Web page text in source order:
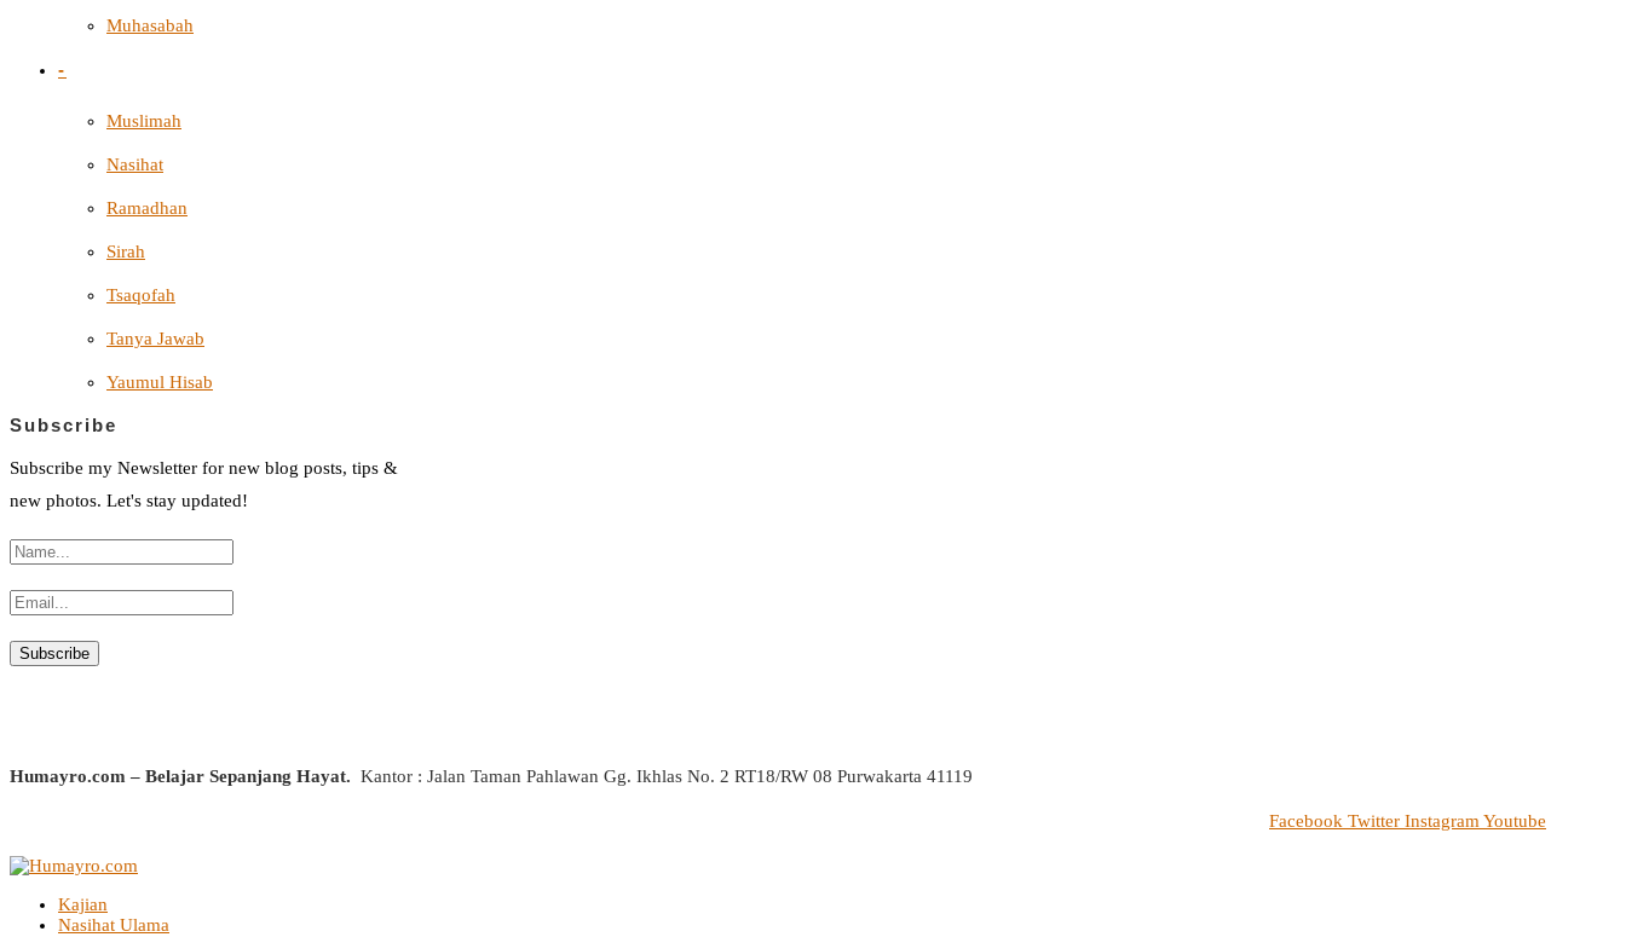
Muhasabah
-
Muslimah
Nasihat
Ramadhan
Sirah
Tsaqofah
Tanya Jawab
Yaumul Hisab
Subscribe
Subscribe my Newsletter for new blog posts, tips &
new photos. Let's stay updated!
Humayro.com – Belajar Sepanjang Hayat. Kantor : Jalan Taman Pahlawan Gg. Ikhlas No. 2 RT18/RW 08 Purwakarta 41119
Facebook Twitter InstagramYoutube
Kajian
Nasihat Ulama